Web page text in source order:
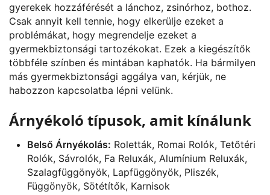
gyerekek hozzáférését a lánchoz, zsinórhoz, bothoz.
Csak annyit kell tennie, hogy elkerülje ezeket a
problémákat, hogy megrendelje ezeket a
gyermekbiztonsági tartozékokat. Ezek a kiegészítők
többféle színben és mintában kaphatók. Ha bármilyen
más gyermekbiztonsági aggálya van, kérjük, ne
habozzon kapcsolatba lépni velünk.
Árnyékoló típusok, amit kínálunk
Belső Árnyékolás: Roletták, Romai Rolók, Tetőtéri
Rolók, Sávrolók, Fa Reluxák, Alumínium Reluxák,
Szalagfüggönyök, Lapfüggönyök, Pliszék,
Függönyök, Sötétítők, Karnisok